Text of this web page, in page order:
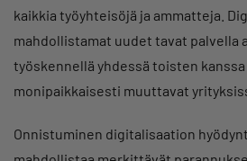
kaikkia työyhteisöjä ja ammatteja.
mahdollistamat uudet tavat palvella
työskennellä yhdessä toisten
monipaikkaisesti muuttavat
Onnistuminen digitalisaation